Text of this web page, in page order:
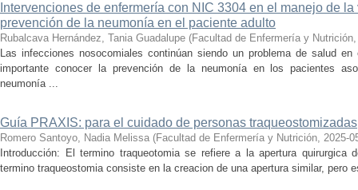
Intervenciones de enfermería con NIC 3304 en el manejo de
prevención de la neumonía en el paciente adulto
Rubalcava Hernández, Tania Guadalupe (Facultad de Enfermería y Nutrición
Las infecciones nosocomiales continúan siendo un problema de salud
importante conocer la prevención de la neumonía en los pacientes
neumonía ...
Guía PRAXIS: para el cuidado de personas traqueostomizadas
Romero Santoyo, Nadia Melissa (Facultad de Enfermería y Nutrición, 2025-
Introducción: El termino traqueotomia se refiere a la apertura
termino traqueostomia consiste en la creacion de una apertura similar, pero